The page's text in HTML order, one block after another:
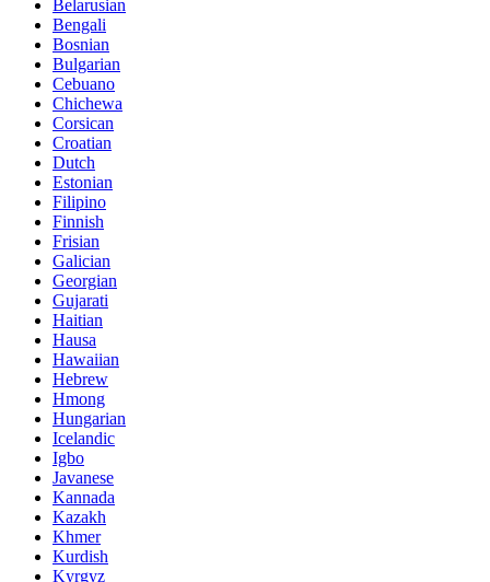
Belarusian
Bengali
Bosnian
Bulgarian
Cebuano
Chichewa
Corsican
Croatian
Dutch
Estonian
Filipino
Finnish
Frisian
Galician
Georgian
Gujarati
Haitian
Hausa
Hawaiian
Hebrew
Hmong
Hungarian
Icelandic
Igbo
Javanese
Kannada
Kazakh
Khmer
Kurdish
Kyrgyz